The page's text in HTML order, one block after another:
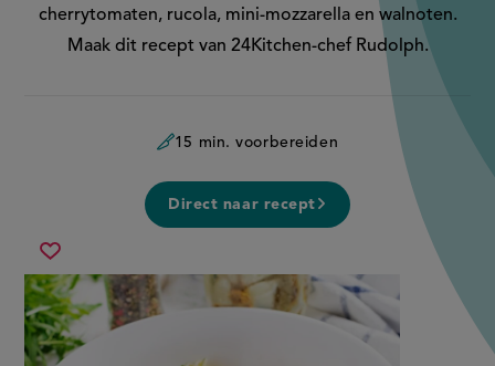
cherrytomaten, rucola, mini-mozzarella en walnoten.
Maak dit recept van 24Kitchen-chef Rudolph.
15 min. voorbereiden
Direct naar recept
Sla
recept
op
toscaanse
pastasalade